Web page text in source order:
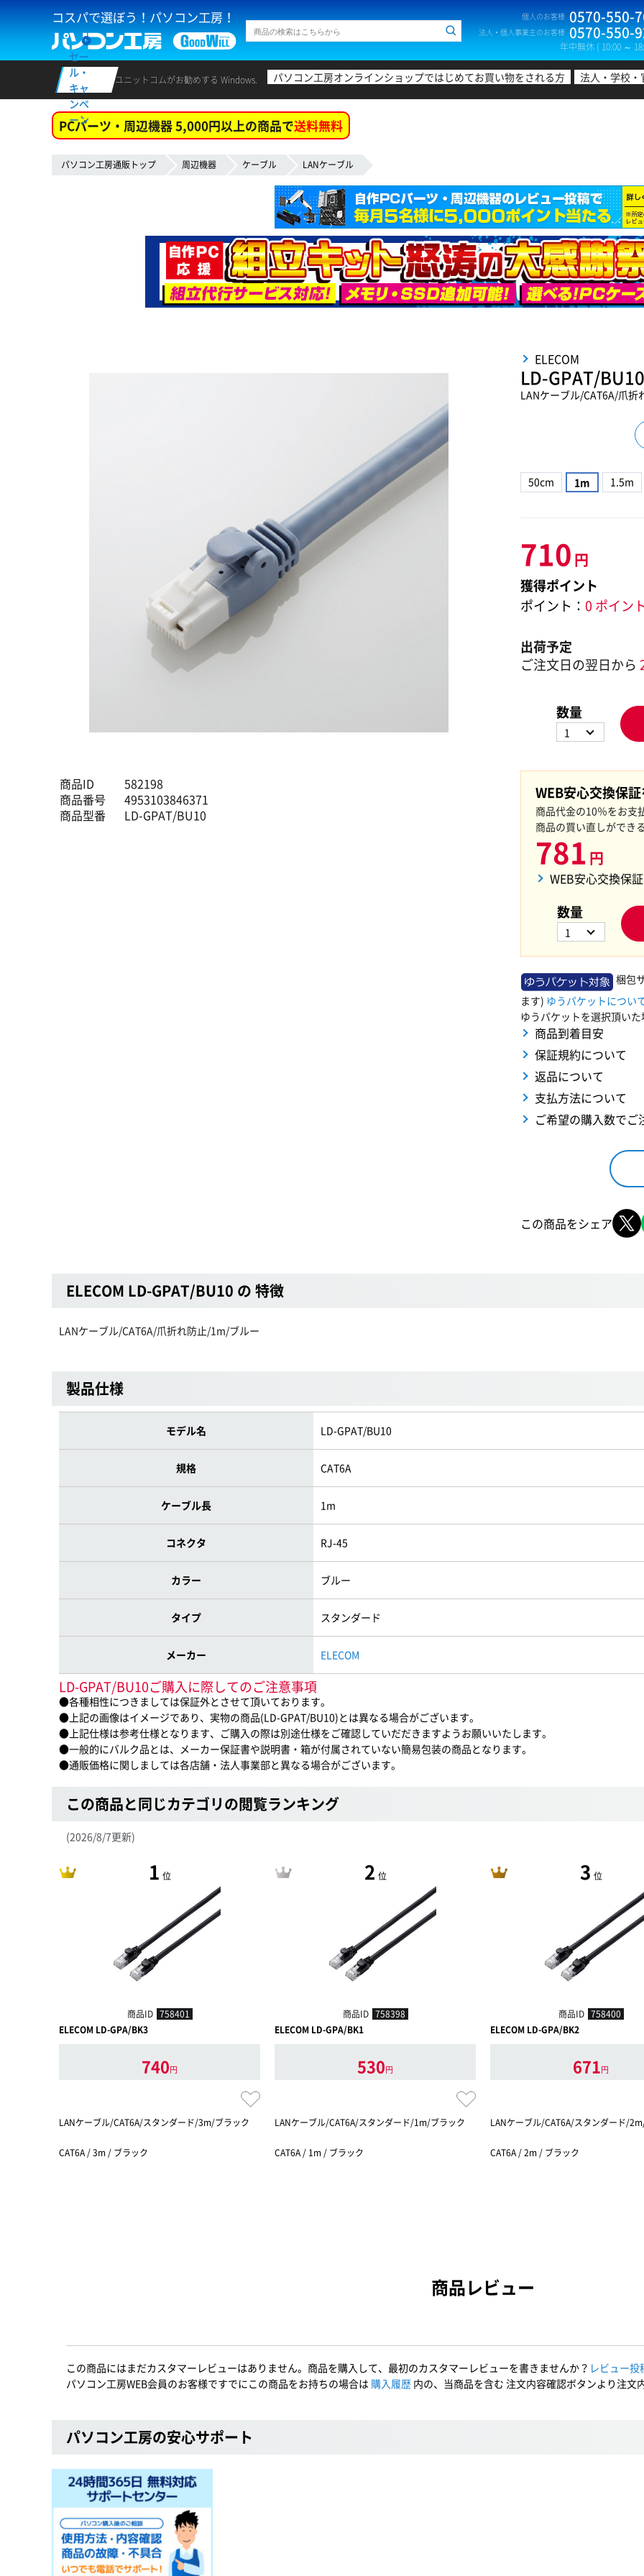
コスパで選ぼう！パソコン工房！ 個人のお客様 0570-550-
法人・個人事業主のお客様 0570-550-
年中無休 ( 10:00 ～
セー
ル・
キャ
ンペ
ーン
ユニットコムがお勧めする Windows. パソコン工房オンラインショップではじめてお買い物をされる方 法人・学校
PCパーツ・周辺機器 5,000円以上の商品で送料無料
パソコン工房通販トップ 周辺機器 ケーブル LANケーブル
商品ID
582198
商品番号
4953103846371
商品型番
LD-GPAT/BU10
ELECOM
LD-GPAT/BU10
LANケーブル/CAT6A/爪
50cm 1m 1.5m
710 円
獲得ポイント
ポイント： 0 ポイン
出荷予定
ご注文日の翌日から
数量
1
WEB安心交換保
商品代金の10％をお支
商品の買い直しができ
781 円
WEB安心交換保
数量
1
梱包
ます) ゆうパケットについ
ゆうパケットを選択頂い
商品到着目安
保証規約について
返品について
支払方法について
ご希望の購入数で
この商品をシェア
ELECOM LD-GPAT/BU10 の 特徴
LANケーブル/CAT6A/爪折れ防止/1m/ブルー
製品仕様
モデル名 LD-GPAT/BU10
規格 CAT6A
ケーブル長 1m
コネクタ RJ-45
カラー ブルー
タイプ スタンダード
メーカー ELECOM
LD-GPAT/BU10ご購入に際してのご注意事項
●各種相性につきましては保証外とさせて頂いております。
●上記の画像はイメージであり、実物の商品(LD-GPAT/BU10)とは異なる場合がございます。
●上記仕様は参考仕様となります、ご購入の際は別途仕様をご確認していだだきますようお願いいたします。
●一般的にバルク品とは、メーカー保証書や説明書・箱が付属されていない簡易包装の商品となります。
●通販価格に関しましては各店舗・法人事業部と異なる場合がございます。
この商品と同じカテゴリの閲覧ランキング
(2026/8/7更新)
1 位
商品ID 758401
ELECOM LD-GPA/BK3
740円
LANケーブル/CAT6A/スタンダード/3m/ブラック
CAT6A / 3m / ブラック
2 位
商品ID 758398
ELECOM LD-GPA/BK1
530円
LANケーブル/CAT6A/スタンダード/1m/ブラック
CAT6A / 1m / ブラック
3 位
商品ID 758400
ELECOM LD-GPA/BK2
671円
LANケーブル/CAT6A/スタンダード/
CAT6A / 2m / ブラック
商品レビュー
この商品にはまだカスタマーレビューはありません。商品を購入して、最初のカスタマーレビューを書きませんか？ レビュー
パソコン工房WEB会員のお客様ですでにこの商品をお持ちの場合は 購入履歴 内の、当商品を含む 注文内容確認ボタンより注
パソコン工房の安心サポート